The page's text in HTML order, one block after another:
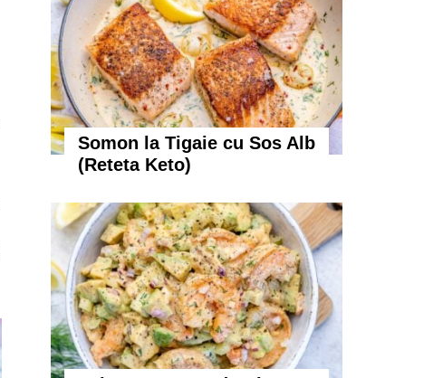
Somon la Tigaie cu Sos Alb
(Reteta Keto)